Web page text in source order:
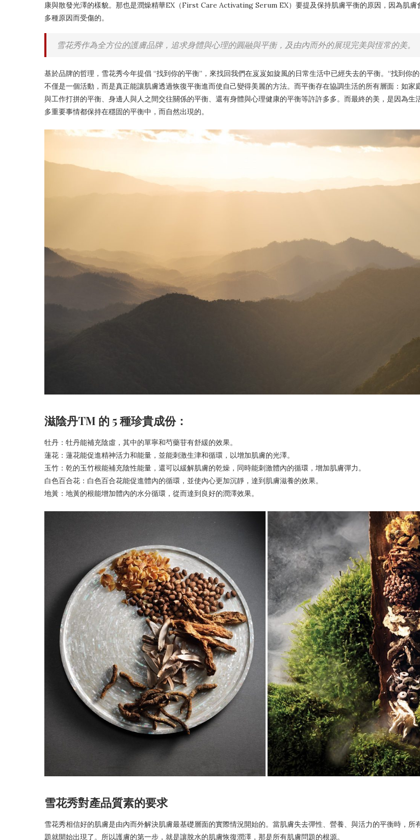
康與散發光澤的樣貌。那也是潤燥精華EX （First Care Activating Serum EX）要提及保持肌膚平衡的原因，因為肌膚
多種原因而受傷的。
雪花秀作為全方位的護膚品牌，追求身體與心理的圓融與平衡，及由內而外的展現完美與恆常的美。
基於品牌的哲理，雪花秀今年提倡 “找到你的平衡”，來找回我們在岌岌如旋風的日常生活中已經失去的平衡。“找到你
不僅是一個活動，而是真正能讓肌膚透過恢復平衡進而使自己變得美麗的方法。而平衡存在協調生活的所有層面：如家
與工作打拼的平衡、身邊人與人之間交往關係的平衡、還有身體與心理健康的平衡等許許多多。而最終的美，是因為生
多重要事情都保持在穩固的平衡中，而自然出現的。
滋陰丹TM 的 5種珍貴成份：
牡丹：牡丹能補充陰虛，其中的單寧和芍藥苷有舒緩的效果。
蓮花：蓮花能促進精神活力和能量，並能刺激生津和循環，以增加肌膚的光澤。
玉竹：乾的玉竹根能補充陰性能量，還可以緩解肌膚的乾燥，同時能刺激體內的循環，增加肌膚彈力。
白色百合花：白色百合花能促進體內的循環，並使內心更加沉靜，達到肌膚滋養的效果。
地黃：地黃的根能增加體內的水分循環，從而達到良好的潤澤效果。
雪花秀對產品質素的要求
雪花秀相信好的肌膚是由內而外解決肌膚最基礎層面的實際情況開始的。當肌膚失去彈性、營養、與活力的平衡時，所
題就開始出現了。所以護膚的第一步，就是讓脫水的肌膚恢復潤澤，那是所有肌膚問題的根源。